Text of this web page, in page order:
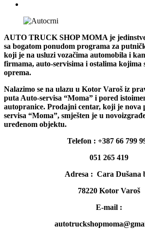
AUTO TRUCK SHOP MOMA je
sa bogatom ponudom programa za
koji je na usluzi vozačima automobila i
firmama, auto-servisima i ostalima
oprema.
Nalazimo se na ulazu u Kotor Varoš iz
puta Auto-servisa “Moma” i pored
autopranice. Prodajni centar, koji je nova
servisa “Moma”, smješten je u
uređenom objektu.
Telefon : +387 66 799
051 265 419
Adresa : Cara Dušana
78220 Kotor Varoš
E-mail :